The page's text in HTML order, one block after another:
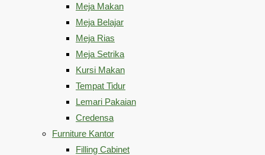
Meja Makan
Meja Belajar
Meja Rias
Meja Setrika
Kursi Makan
Tempat Tidur
Lemari Pakaian
Credensa
Furniture Kantor
Filling Cabinet